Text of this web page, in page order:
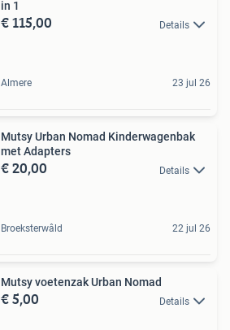
in 1
€ 115,00 Details
Almere 23 jul 26
Mutsy Urban Nomad Kinderwagenbak
met Adapters
€ 20,00 Details
Broeksterwâld 22 jul 26
Mutsy voetenzak Urban Nomad
€ 5,00 Details